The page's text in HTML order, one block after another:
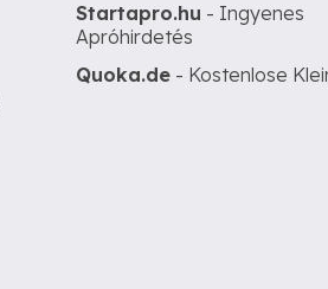
Startapro.hu - Ingyenes
Apróhirdetés
Quoka.de - Kostenlose